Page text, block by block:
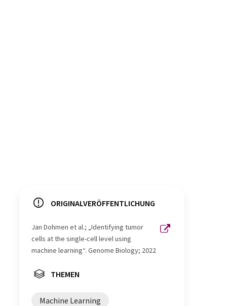
ORIGINALVERÖFFENTLICHUNG
Jan Dohmen et al.; „Identifying tumor
cells at the single-cell level using
machine learning“. Genome Biology; 2022
THEMEN
Machine Learning